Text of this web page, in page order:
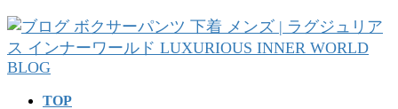
コ
ン
テ
ン
ナ
ビ
ゲ
ー
TOP